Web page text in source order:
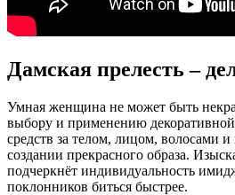
Дамская прелесть –
Умная женщина не может быть
выбору и применению
средств за телом, лицом, волосами
создании прекрасного образа.
подчеркнёт индивидуальность
поклонников биться быстрее.